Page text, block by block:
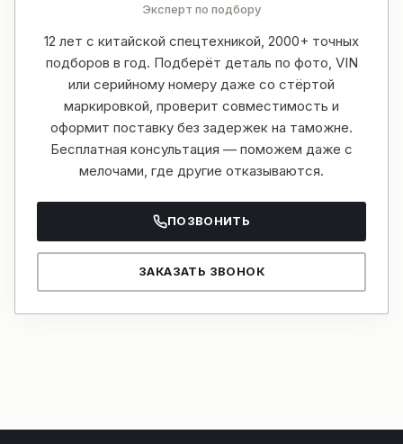
Эксперт по подбору
12 лет с китайской спецтехникой, 2000+ точных
подборов в год. Подберёт деталь по фото, VIN
или серийному номеру даже со стёртой
маркировкой, проверит совместимость и
оформит поставку без задержек на таможне.
Бесплатная консультация — поможем даже с
мелочами, где другие отказываются.
ПОЗВОНИТЬ
ЗАКАЗАТЬ ЗВОНОК